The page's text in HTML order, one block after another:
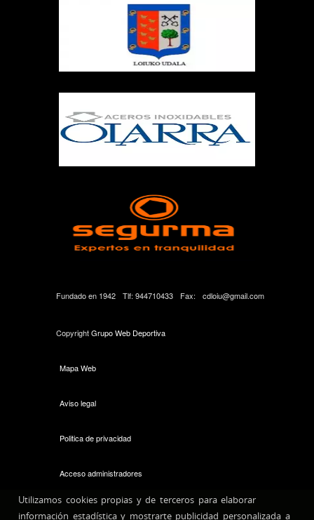
Fundado en 1942 Tlf: 944710433 Fax: cdloiu@gmail.com
CopyrightGrupo Web Deportiva
Mapa Web
Aviso legal
Politica de privacidad
Acceso administradores
Utilizamos cookies propias y de terceros para elaborar
información estadística y mostrarte publicidad personalizada a